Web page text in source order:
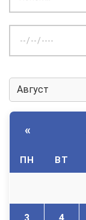
дату:
«
ПН ВТ